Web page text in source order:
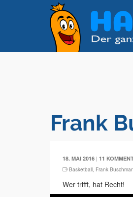
Frank
18. MAI 2016 | 11
Basketball, Frank
Wer trifft, hat Recht!